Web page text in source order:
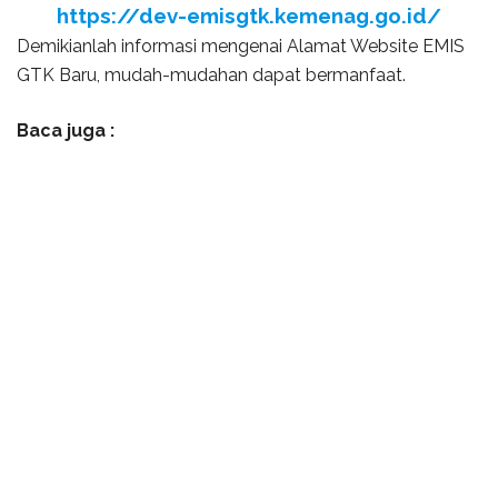
https://dev-emisgtk.kemenag.go.id/
Demikianlah informasi mengenai Alamat Website EMIS
GTK Baru, mudah-mudahan dapat bermanfaat.
Baca juga :